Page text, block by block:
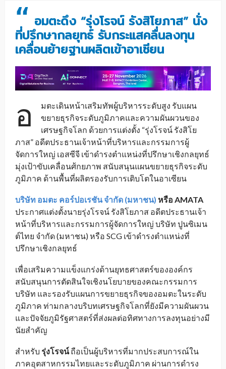
“ อมตะดึง “รุ่งโรจน์ รังสิโยภาส” นั่ง
ที่ปรึกษากลยุทธ์ รับกระแสคลื่นลงทุน
เคลื่อนย้ายฐานผลิตเข้าอาเซียน
อ
มตะเดินหน้าเสริมทัพผู้บริหารระดับสูง รับแผน
ขยายธุรกิจระดับภูมิภาคและความผันผวนของ
เศรษฐกิจโลก ด้วยการแต่งตั้ง “รุ่งโรจน์ รังสิโย
ภาส” อดีตประธานเจ้าหน้าที่บริหารและกรรมการผู้
จัดการใหญ่ เอสซีจี เข้าดำรงตำแหน่งที่ปรึกษาเชิงกลยุทธ์
มุ่งเป้าขับเคลื่อนศ้กยภาพ สนับสนุนแผนขยายธุรกิจระดับ
ภูมิภาค ด้านพื้นที่ผลิตรองรับการเติบโตในอาเซียน
บริษัท อมตะ คอร์ปอเรชัน จำกัด (มหาชน) หรือ AMATA
ประกาศแต่งตั้งนายรุ่งโรจน์ รังสิโยภาส อดีตประธานเจ้า
หน้าที่บริหารและกรรมการผู้จัดการใหญ่ บริษัท ปูนซิเมน
ต์ไทย จำกัด (มหาชน) หรือ SCG เข้าดำรงตำแหน่งที่
ปรึกษาเชิงกลยุทธ์
เพื่อเสริมความแข็งแกร่งด้านยุทธศาสตร์ขององค์กร
สนับสนุนการตัดสินใจเชิงนโยบายของคณะกรรมการ
บริษัท และรองรับแผนการขยายธุรกิจของอมตะในระดับ
ภูมิภาค ท่ามกลางบริบทเศรษฐกิจโลกที่ยังมีความผันผวน
และปัจจัยภูมิรัฐศาสตร์ที่ส่งผลต่อทิศทางการลงทุนอย่างมี
นัยสำคัญ
สำหรับ รุ่งโรจน์ถือเป็นผู้บริหารที่มากประสบการณ์ใน
ภาคอุตสาหกรรมไทยและระดับภูมิภาค ผ่านการดำรง